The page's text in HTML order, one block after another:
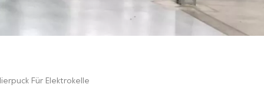
Für Elektrokelle